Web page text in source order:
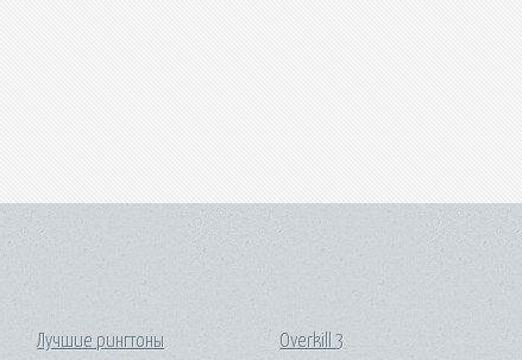
Лучшие рингтоны Overkill 3